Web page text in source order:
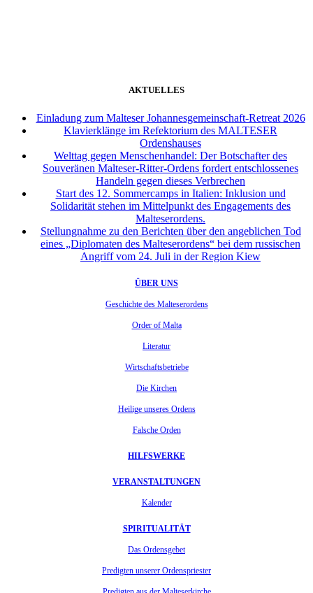
AKTUELLES
Einladung zum Malteser Johannesgemeinschaft-Retreat 2026
Klavierklänge im Refektorium des MALTESER
Ordenshauses
Welttag gegen Menschenhandel: Der Botschafter des
Souveränen Malteser-Ritter-Ordens fordert entschlossenes
Handeln gegen dieses Verbrechen
Start des 12. Sommercamps in Italien: Inklusion und
Solidarität stehen im Mittelpunkt des Engagements des
Malteserordens.
Stellungnahme zu den Berichten über den angeblichen Tod
eines „Diplomaten des Malteserordens“ bei dem russischen
Angriff vom 24. Juli in der Region Kiew
ÜBER UNS
Geschichte des Malteserordens
Order of Malta
Literatur
Wirtschaftsbetriebe
Die Kirchen
Heilige unseres Ordens
Falsche Orden
HILFSWERKE
VERANSTALTUNGEN
Kalender
SPIRITUALITÄT
Das Ordensgebet
Predigten unserer Ordenspriester